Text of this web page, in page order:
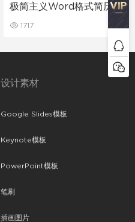
极简主义Word格式简历
1717
设计素材
Google Slides模板
Keynote模板
PowerPoint模板
笔刷
插画图片